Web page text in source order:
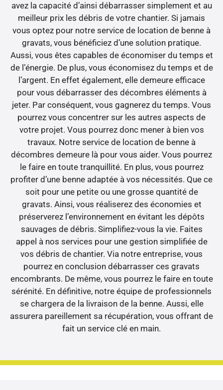
avez la capacité d’ainsi débarrasser simplement et au
meilleur prix les débris de votre chantier. Si jamais
vous optez pour notre service de location de benne à
gravats, vous bénéficiez d’une solution pratique.
Aussi, vous êtes capables de économiser du temps et
de l’énergie. De plus, vous économisez du temps et de
l’argent. En effet également, elle demeure efficace
pour vous débarrasser des décombres éléments à
jeter. Par conséquent, vous gagnerez du temps. Vous
pourrez vous concentrer sur les autres aspects de
votre projet. Vous pourrez donc mener à bien vos
travaux. Notre service de location de benne à
décombres demeure là pour vous aider. Vous pourrez
le faire en toute tranquillité. En plus, vous pourrez
profiter d’une benne adaptée à vos nécessités. Que ce
soit pour une petite ou une grosse quantité de
gravats. Ainsi, vous réaliserez des économies et
préserverez l’environnement en évitant les dépôts
sauvages de débris. Simplifiez-vous la vie. Faites
appel à nos services pour une gestion simplifiée de
vos débris de chantier. Via notre entreprise, vous
pourrez en conclusion débarrasser ces gravats
encombrants. De même, vous pourrez le faire en toute
sérénité. En définitive, notre équipe de professionnels
se chargera de la livraison de la benne. Aussi, elle
assurera pareillement sa récupération, vous offrant de
fait un service clé en main.